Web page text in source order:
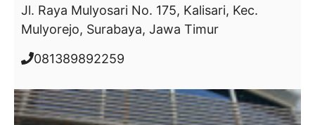
Jl. Raya Mulyosari No. 175, Kalisari, Kec.
Mulyorejo, Surabaya, Jawa Timur
081389892259